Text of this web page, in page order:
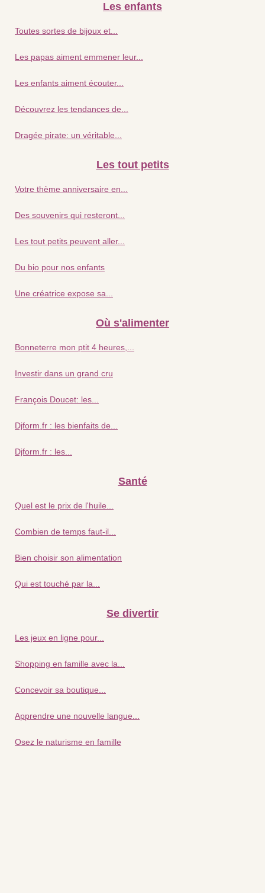
Les enfants
Toutes sortes de bijoux et...
Les papas aiment emmener leur...
Les enfants aiment écouter...
Découvrez les tendances de...
Dragée pirate: un véritable...
Les tout petits
Votre thème anniversaire en...
Des souvenirs qui resteront...
Les tout petits peuvent aller...
Du bio pour nos enfants
Une créatrice expose sa...
Où s'alimenter
Bonneterre mon ptit 4 heures,...
Investir dans un grand cru
François Doucet: les...
Djform.fr : les bienfaits de...
Djform.fr : les...
Santé
Quel est le prix de l'huile...
Combien de temps faut-il...
Bien choisir son alimentation
Qui est touché par la...
Se divertir
Les jeux en ligne pour...
Shopping en famille avec la...
Concevoir sa boutique...
Apprendre une nouvelle langue...
Osez le naturisme en famille